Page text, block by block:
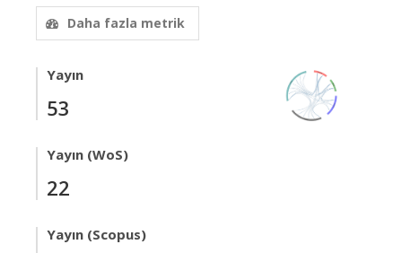
Daha fazla metrik
Yayın
53
Yayın (WoS)
22
Yayın (Scopus)